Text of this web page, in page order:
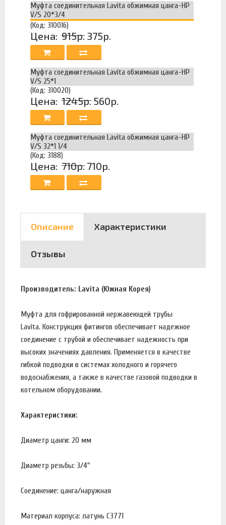
Муфта соединительная Lavita обжимная цанга-НР
V/S 20*3/4
(Код: 310016)
Цена: 915р. 375р.
Муфта соединительная Lavita обжимная цанга-НР
V/S 25*1
(Код: 310020)
Цена: 1245р. 560р.
Муфта соединительная Lavita обжимная цанга-НР
V/S 32*1 1/4
(Код: 3188)
Цена: 710р. 710р.
Описание Характеристики
Отзывы
Производитель: Lavita (Южная Корея)
Муфта для гофрированной нержавеющей трубы
Lavita. Конструкция фитингов обеспечивает надежное
соединение с трубой и обеспечивает надежность при
высоких значениях давления. Применяется в качестве
гибкой подводки в системах холодного и горячего
водоснабжения, а также в качестве газовой подводки в
котельном оборудовании.
Характеристики:
Диаметр цанги: 20 мм
Диаметр резьбы: 3/4"
Соединение: цанга/наружная
Материал корпуса: латунь C3771